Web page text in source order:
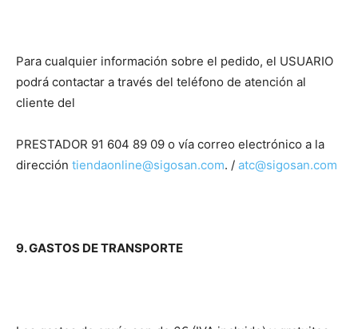
Para cualquier información sobre el pedido, el USUARIO
podrá contactar a través del teléfono de atención al
cliente del
PRESTADOR 91 604 89 09 o vía correo electrónico a la
dirección tiendaonline@sigosan.com. / atc@sigosan.com
9. GASTOS DE TRANSPORTE